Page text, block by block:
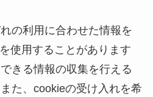
の利用に合わせた情報を
使用することがあります
きる情報の収集を行える
た、cookieの受け入れを希